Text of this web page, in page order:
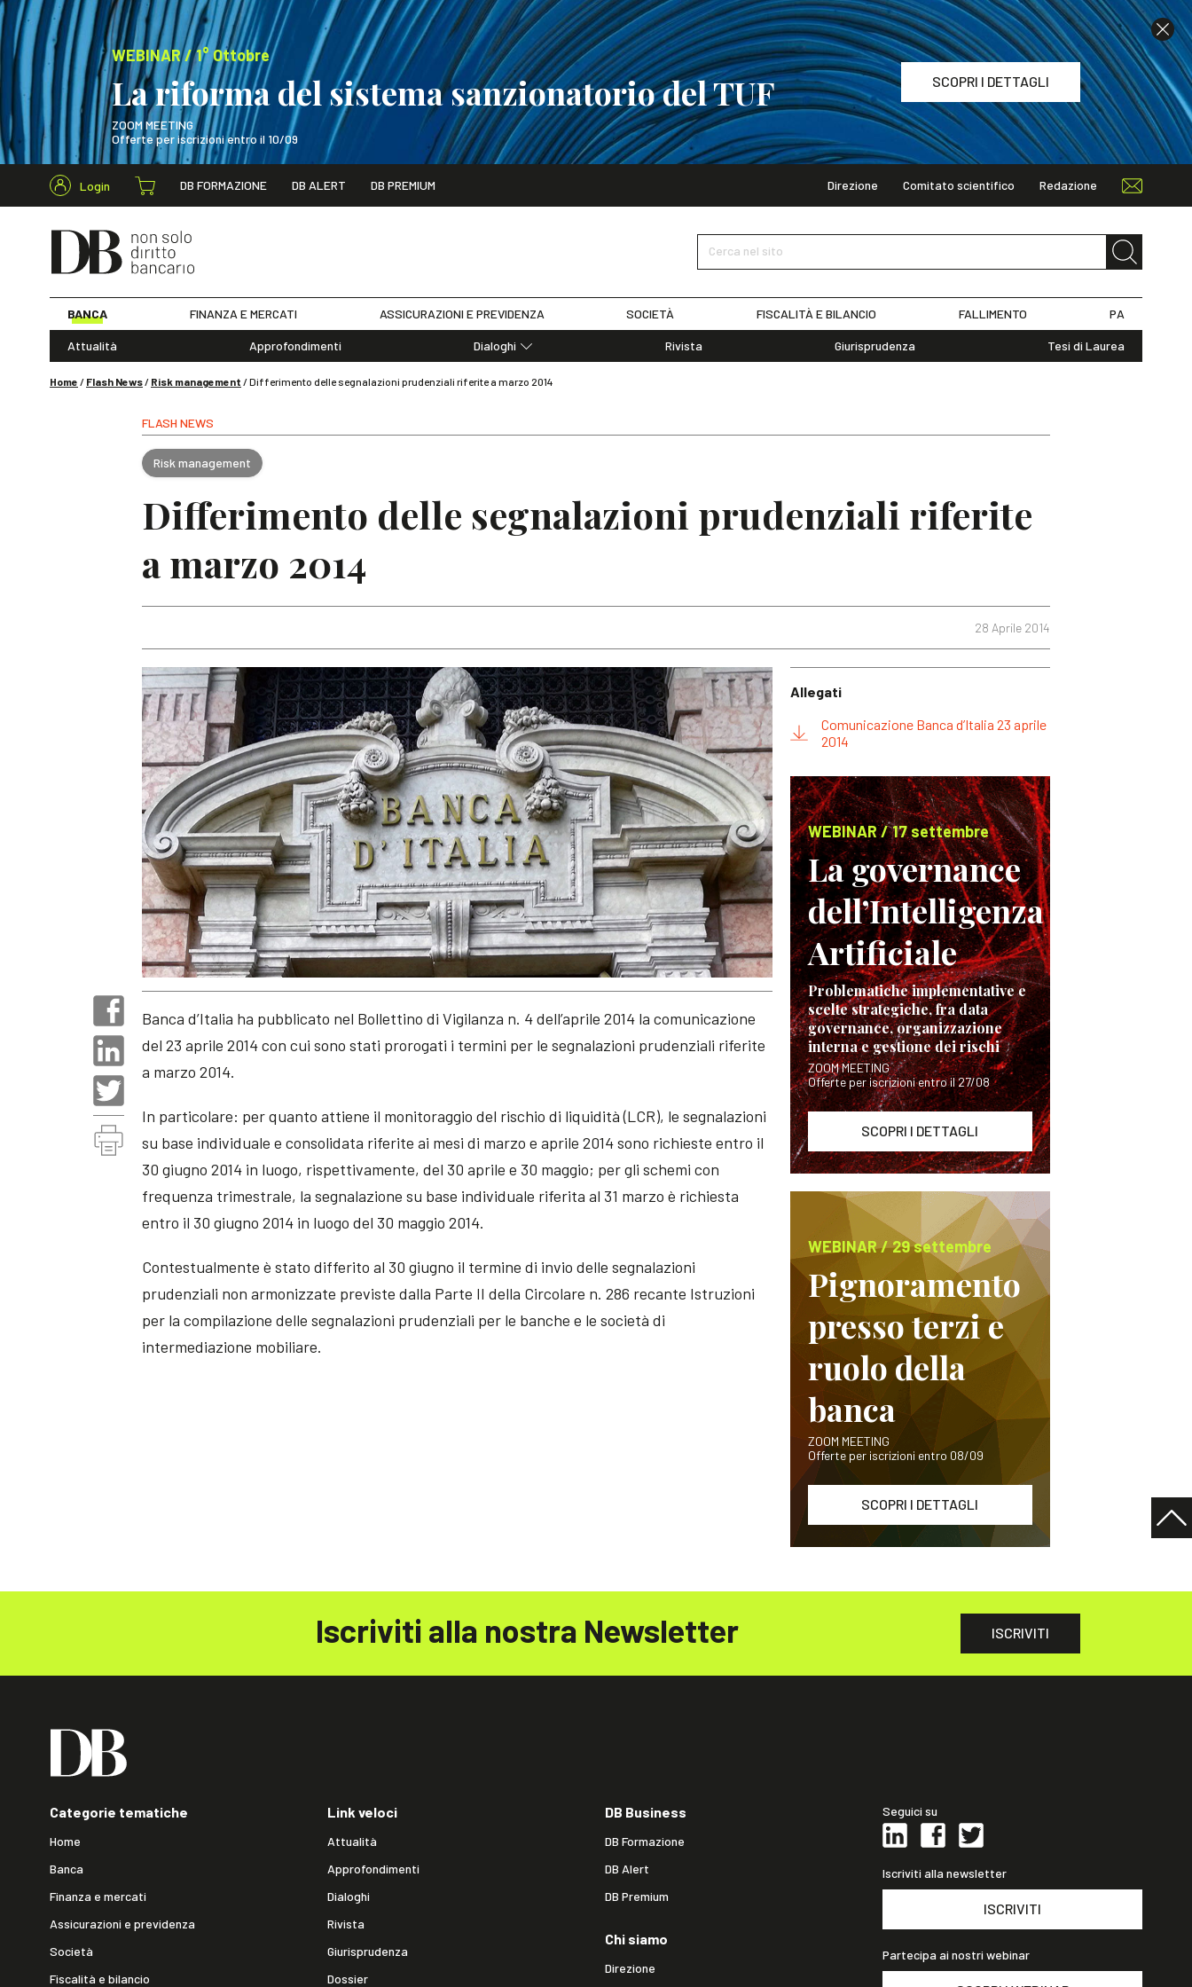
WEBINAR / 1° Ottobre
La riforma del sistema sanzionatorio del TUF
ZOOM MEETING
Offerte per iscrizioni entro il 10/09
SCOPRI I DETTAGLI
WEBINAR / 1° Ottobre
Login DB FORMAZIONE DB ALERT DB PREMIUM Direzione Comitato scientifico Redazione
Cerca nel sito
BANCA FINANZA E MERCATI ASSICURAZIONI E PREVIDENZA SOCIETÀ FISCALITÀ E BILANCIO FALLIMENTO PA
Attualità Approfondimenti
Dialoghi
Rivista Giurisprudenza Tesi di Laurea
Home / Flash News/ Risk management /Differimento delle segnalazioni prudenziali riferite a marzo 2014
FLASH NEWS
Risk management
Differimento delle segnalazioni prudenziali riferite
a marzo 2014
28 Aprile 2014
Banca d’Italia ha pubblicato nel Bollettino di Vigilanza n. 4 dell’aprile 2014 la comunicazione
del 23 aprile 2014 con cui sono stati prorogati i termini per le segnalazioni prudenziali riferite
a marzo 2014.
In particolare: per quanto attiene il monitoraggio del rischio di liquidità (LCR), le segnalazioni
su base individuale e consolidata riferite ai mesi di marzo e aprile 2014 sono richieste entro il
30 giugno 2014 in luogo, rispettivamente, del 30 aprile e 30 maggio; per gli schemi con
frequenza trimestrale, la segnalazione su base individuale riferita al 31 marzo è richiesta
entro il 30 giugno 2014 in luogo del 30 maggio 2014.
Contestualmente è stato differito al 30 giugno il termine di invio delle segnalazioni
prudenziali non armonizzate previste dalla Parte II della Circolare n. 286 recante Istruzioni
per la compilazione delle segnalazioni prudenziali per le banche e le società di
intermediazione mobiliare.
Allegati
Comunicazione Banca d’Italia 23 aprile
2014
WEBINAR / 17 settembre
La governance
dell’Intelligenza
Artificiale
Problematiche implementative e
scelte strategiche, fra data
governance, organizzazione
interna e gestione dei rischi
ZOOM MEETING
Offerte per iscrizioni entro il 27/08
SCOPRI I DETTAGLI
WEBINAR / 29 settembre
Pignoramento
presso terzi e
ruolo della
banca
ZOOM MEETING
Offerte per iscrizioni entro 08/09
SCOPRI I DETTAGLI
Iscriviti alla nostra Newsletter ISCRIVITI
Categorie tematiche
Home
Banca
Finanza e mercati
Assicurazioni e previdenza
Società
Fiscalità e bilancio
Link veloci
Attualità
Approfondimenti
Dialoghi
Rivista
Giurisprudenza
Dossier
DB Business
DB Formazione
DB Alert
DB Premium
Chi siamo
Direzione
Seguici su
Iscriviti alla newsletter
ISCRIVITI
Partecipa ai nostri webinar